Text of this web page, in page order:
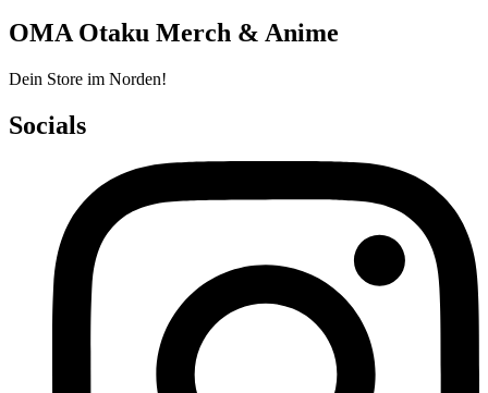
OMA Otaku Merch & Anime
Dein Store im Norden!
Socials